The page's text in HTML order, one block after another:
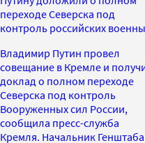
переходе Северска под
контроль российских
Владимир Путин провел
совещание в Кремле и
доклад о полном переходе
Северска под контроль
Вооруженных сил России,
сообщила пресс-служба
Кремля. Начальник Генштаба